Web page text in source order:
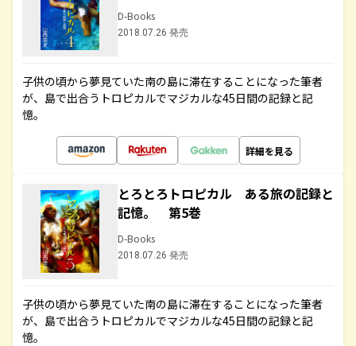
D-Books
2018.07.26 発売
子供の頃から夢見ていた南の島に滞在することになった筆者
が、島で出合うトロピカルでマジカルな45日間の記録と記
憶。
詳細を見る
とろとろトロピカル ある旅の記録と
記憶。 第5巻
D-Books
2018.07.26 発売
子供の頃から夢見ていた南の島に滞在することになった筆者
が、島で出合うトロピカルでマジカルな45日間の記録と記
憶。